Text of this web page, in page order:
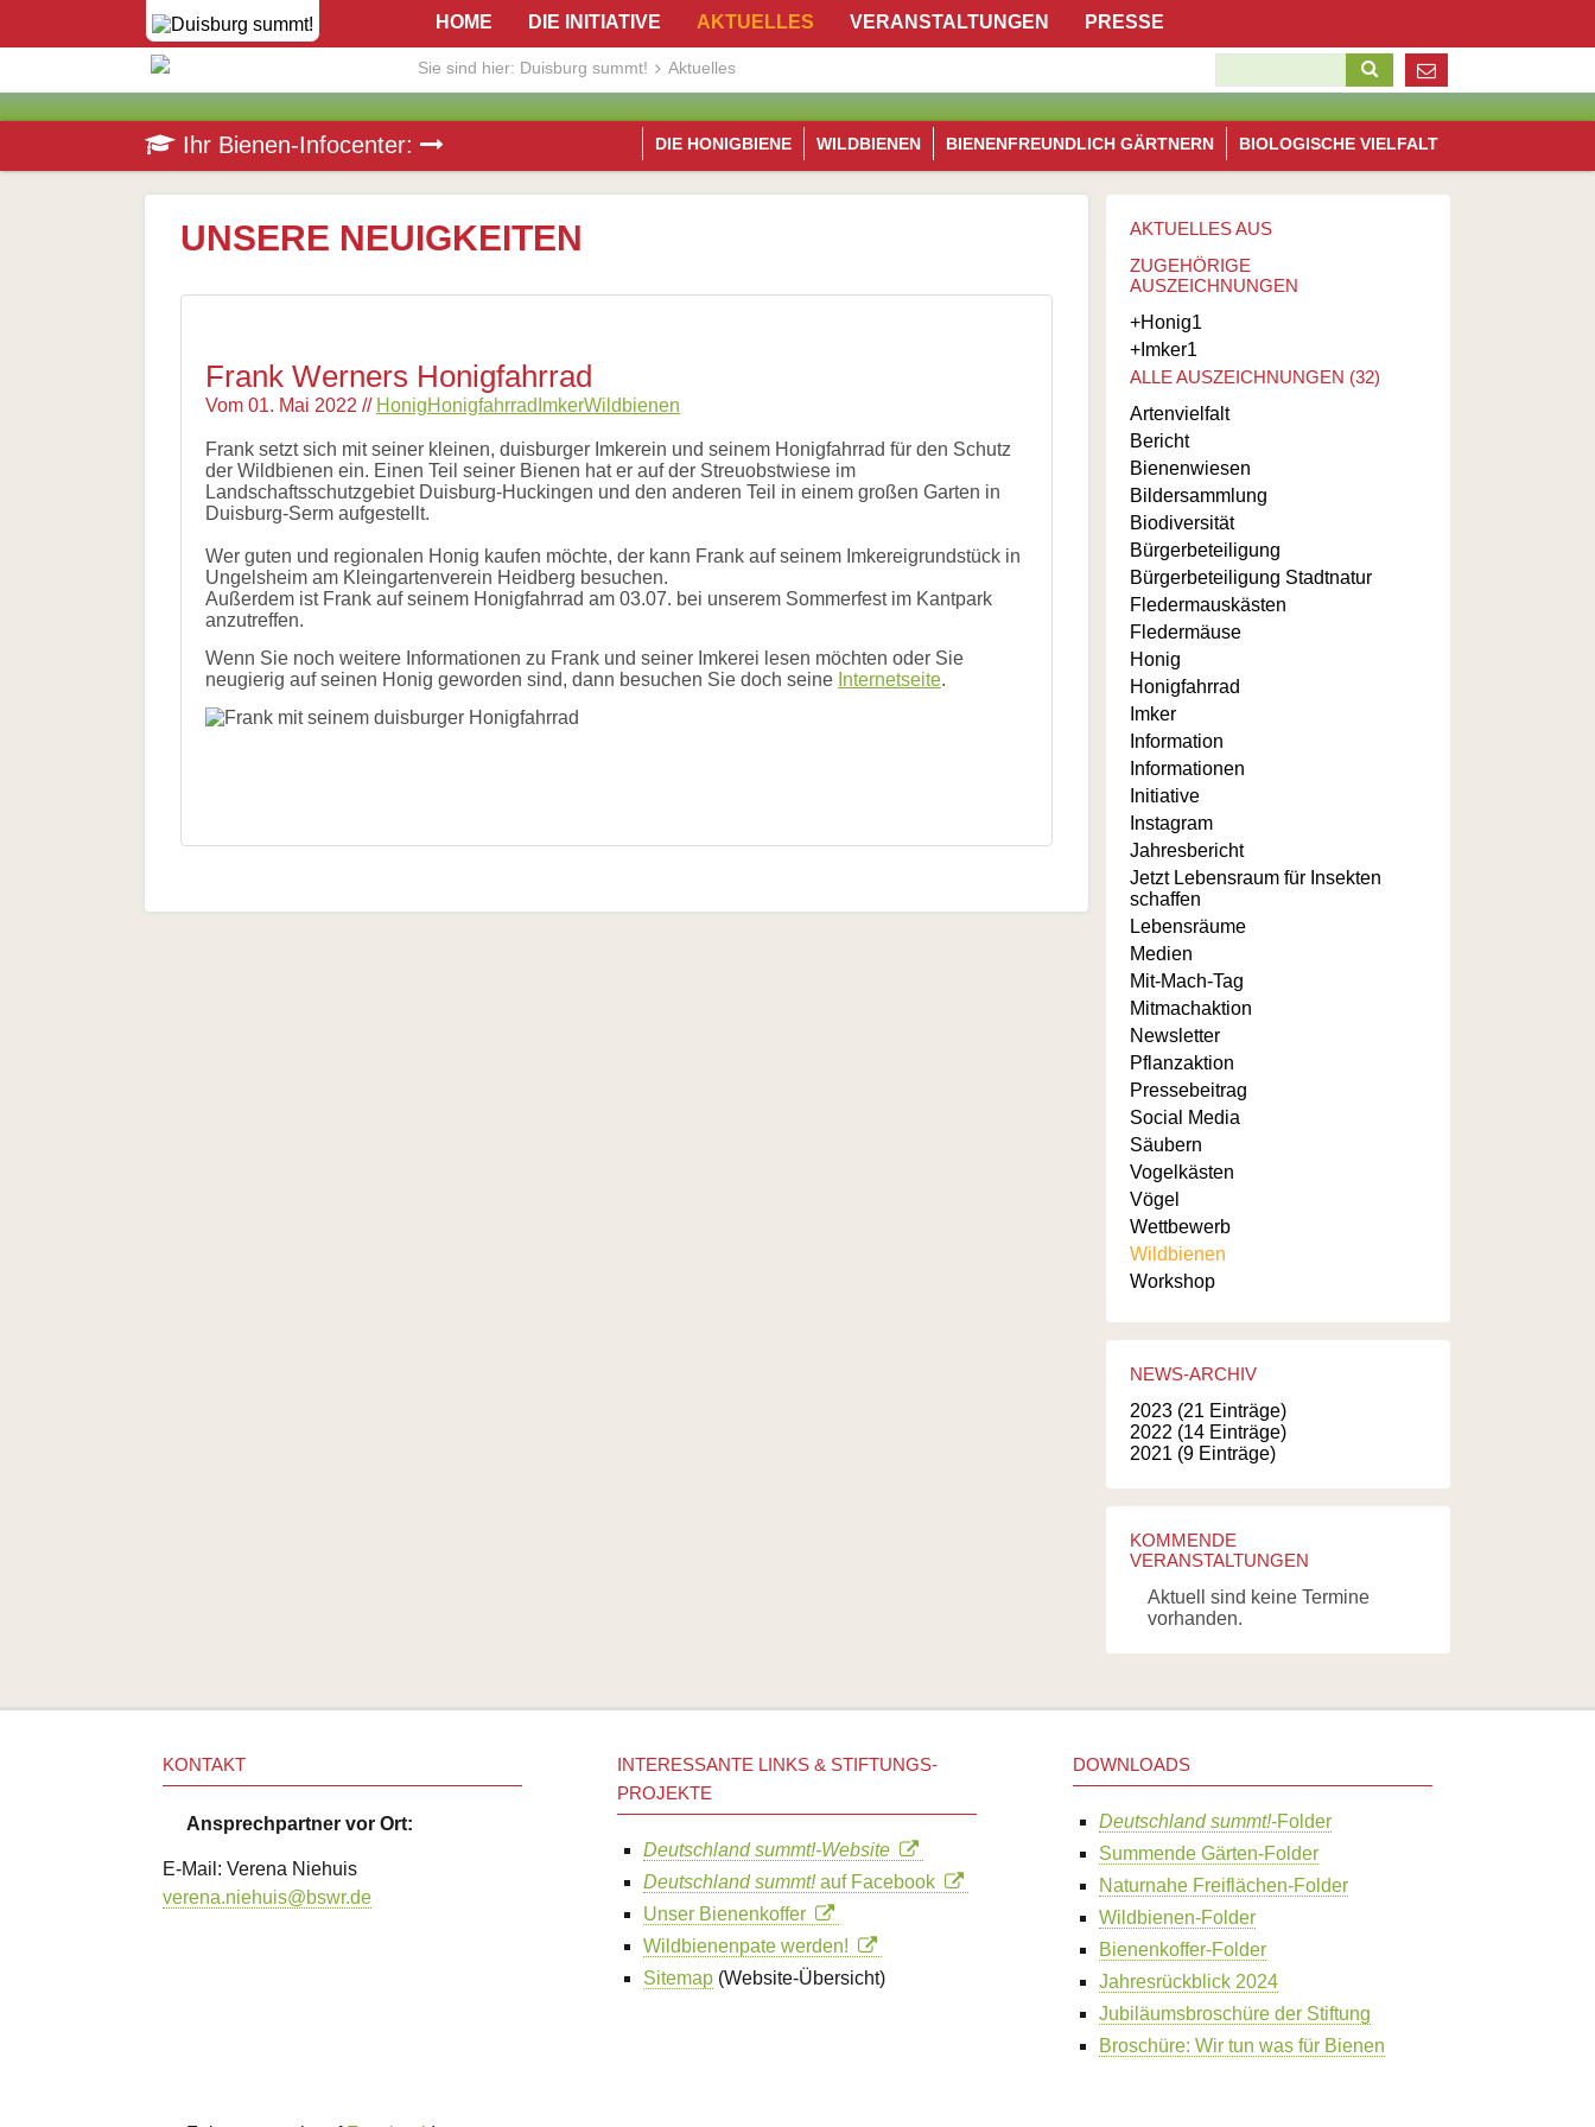
überspringen
Die
Initiative
Aktuelles
Veranstaltungen
Presse
Pressematerial
/
HOME DIE INITIATIVE AKTUELLES VERANSTALTUNGEN
PRESSE
Sie sind hier: Duisburg summt! Aktuelles
Ihr Bienen-Infocenter: DIE HONIGBIENE WILDBIENEN BIENENFREUNDLICH GÄRTNERN BIOLOGISCHE VIELFALT
Navigation
überspringen
Die
Honigbiene
Bestäubungsfunktion
Bienensterben
More
Literatur
Wildbienenarten
Bestäubungsfunktion
Gefährdung
Literatur
Gärtnern
Allgemein
UNSERE NEUIGKEITEN
Frank Werners Honigfahrrad
Vom 01. Mai 2022 // HonigHonigfahrrad ImkerWildbienen
Frank setzt sich mit seiner kleinen, duisburger Imkerein und seinem Honigfahrrad für den Schutz
der Wildbienen ein. Einen Teil seiner Bienen hat er auf der Streuobstwiese im
Landschaftsschutzgebiet Duisburg-Huckingen und den anderen Teil in einem großen Garten in
Duisburg-Serm aufgestellt.
Wer guten und regionalen Honig kaufen möchte, der kann Frank auf seinem Imkereigrundstück in
Ungelsheim am Kleingartenverein Heidberg besuchen.
Außerdem ist Frank auf seinem Honigfahrrad am 03.07. bei unserem Sommerfest im Kantpark
anzutreffen.
Wenn Sie noch weitere Informationen zu Frank und seiner Imkerei lesen möchten oder Sie
neugierig auf seinen Honig geworden sind, dann besuchen Sie doch seine Internetseite.
AKTUELLES AUS
ZUGEHÖRIGE
AUSZEICHNUNGEN
+Honig1
+Imker1
ALLE AUSZEICHNUNGEN (32)
Artenvielfalt
Bericht
Bienenwiesen
Bildersammlung
Biodiversität
Bürgerbeteiligung
Bürgerbeteiligung Stadtnatur
Fledermauskästen
Fledermäuse
Honig
Honigfahrrad
Imker
Information
Informationen
Initiative
Instagram
Jahresbericht
Jetzt Lebensraum für Insekten
schaffen
Lebensräume
Medien
Mit-Mach-Tag
Mitmachaktion
Newsletter
Pflanzaktion
Pressebeitrag
Social Media
Säubern
Vogelkästen
Vögel
Wettbewerb
Wildbienen
Workshop
NEWS-ARCHIV
2023 (21 Einträge)
2022 (14 Einträge)
2021 (9 Einträge)
KOMMENDE
VERANSTALTUNGEN
Aktuell sind keine Termine
vorhanden.
KONTAKT
Ansprechpartner vor Ort:
E-Mail: Verena Niehuis
verena.niehuis@bswr.de
INTERESSANTE LINKS & STIFTUNGS-
PROJEKTE
Deutschland summt!-Website
Deutschland summt!auf Facebook
Unser Bienenkoffer
Wildbienenpate werden!
Sitemap (Website-Übersicht)
DOWNLOADS
Deutschland summt!-Folder
Summende Gärten-Folder
Naturnahe Freiflächen-Folder
Wildbienen-Folder
Bienenkoffer-Folder
Jahresrückblick 2024
Jubiläumsbroschüre der Stiftung
Broschüre: Wir tun was für Bienen